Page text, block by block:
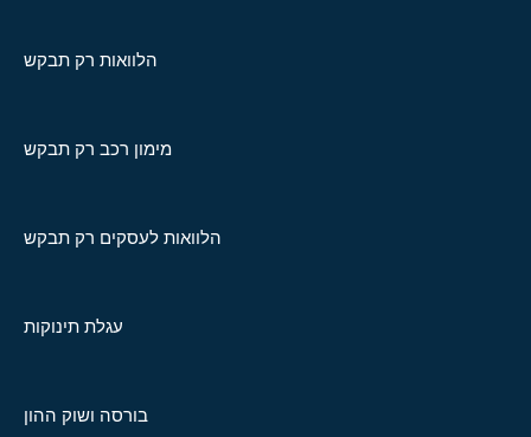
הלוואות רק תבקש
מימון רכב רק תבקש
הלוואות לעסקים רק תבקש
עגלת תינוקות
בורסה ושוק ההון